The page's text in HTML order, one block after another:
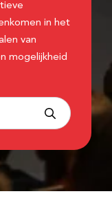
in het
van
mogelijkheid